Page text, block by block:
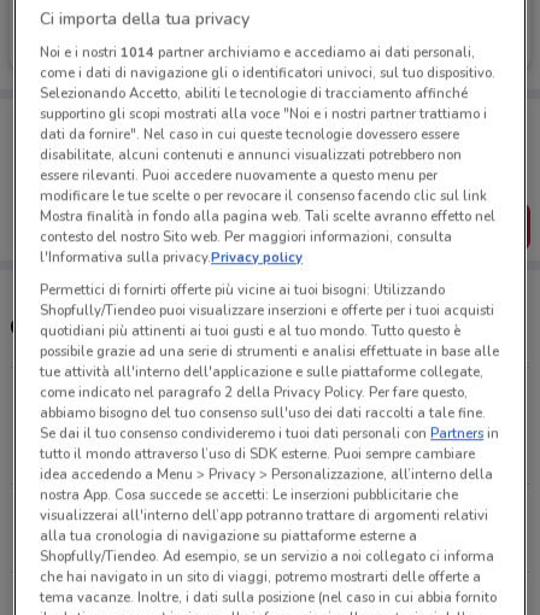
Old Wild West
Scade il 04/09
Porta DoveConviene sempre con te!
Puoi trovare le migliori offerte dei negozi vicino a te,
salvarle e creare la tua lista del risparmio, comodamente
dal tuo cellulare.
SCARICA L’APP
Orari e ristoranti Old Wild West
Viale Cristoforo Colombo, 13 San Giovanni La
Punta
5.5 km
S.S, 121 - Contrada Val Corrente Belpasso
8.9 km
CHIUSO
Strada Statale, 192 - Del Gelso Bianco, Km 84+500
Ci importa della tua privacy
Noi e i nostri 1014partner archiviamo e accediamo ai dati personali,
come i dati di navigazione gli o identificatori univoci, sul tuo dispositivo.
Selezionando Accetto, abiliti le tecnologie di tracciamento affinché
supportino gli scopi mostrati alla voce "Noi e i nostri partner trattiamo i
dati da fornire". Nel caso in cui queste tecnologie dovessero essere
disabilitate, alcuni contenuti e annunci visualizzati potrebbero non
essere rilevanti. Puoi accedere nuovamente a questo menu per
modificare le tue scelte o per revocare il consenso facendo clic sul link
Mostra finalità in fondo alla pagina web. Tali scelte avranno effetto nel
contesto del nostro Sito web. Per maggiori informazioni, consulta
l'Informativa sulla privacy.Privacy policy
Permettici di fornirti offerte più vicine ai tuoi bisogni: Utilizzando
Shopfully/Tiendeo puoi visualizzare inserzioni e offerte per i tuoi acquisti
quotidiani più attinenti ai tuoi gusti e al tuo mondo. Tutto questo è
possibile grazie ad una serie di strumenti e analisi effettuate in base alle
tue attività all'interno dell'applicazione e sulle piattaforme collegate,
come indicato nel paragrafo 2 della Privacy Policy. Per fare questo,
abbiamo bisogno del tuo consenso sull'uso dei dati raccolti a tale fine.
Se dai il tuo consenso condivideremo i tuoi dati personali conPartnersin
tutto il mondo attraverso l’uso di SDK esterne. Puoi sempre cambiare
idea accedendo a Menu > Privacy > Personalizzazione, all’interno della
nostra App. Cosa succede se accetti: Le inserzioni pubblicitarie che
visualizzerai all'interno dell’app potranno trattare di argomenti relativi
alla tua cronologia di navigazione su piattaforme esterne a
Shopfully/Tiendeo. Ad esempio, se un servizio a noi collegato ci informa
che hai navigato in un sito di viaggi, potremo mostrarti delle offerte a
tema vacanze. Inoltre, i dati sulla posizione (nel caso in cui abbia fornito